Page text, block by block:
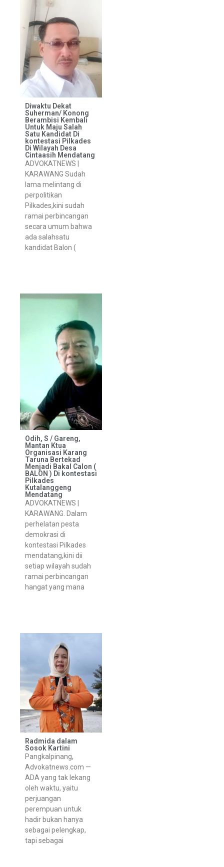
Diwaktu Dekat
Suherman/ Konong
Berambisi Kembali
Untuk Maju Salah
Satu Kandidat Di
kontestasi Pilkades
Di Wilayah Desa
Cintaasih Mendatang
ADVOKATNEWS |
KARAWANG Sudah
lama melintang di
perpolitikan
Pilkades,kini sudah
ramai perbincangan
secara umum bahwa
ada salahsatu
kandidat Balon (
Odih, S / Gareng,
Mantan Ktua
Organisasi Karang
Taruna Bertekad
Menjadi Bakal Calon (
BALON ) Di kontestasi
Pilkades
Kutalanggeng
Mendatang
ADVOKATNEWS |
KARAWANG. Dalam
perhelatan pesta
demokrasi di
kontestasi Pilkades
mendatang,kini dii
setiap wilayah sudah
ramai perbincangan
hangat yang mana
Radmida dalam
Sosok Kartini
Pangkalpinang,
Advokatnews.com —
ADA yang tak lekang
oleh waktu, yaitu
perjuangan
perempuan untuk
hadir bukan hanya
sebagai pelengkap,
tapi sebagai